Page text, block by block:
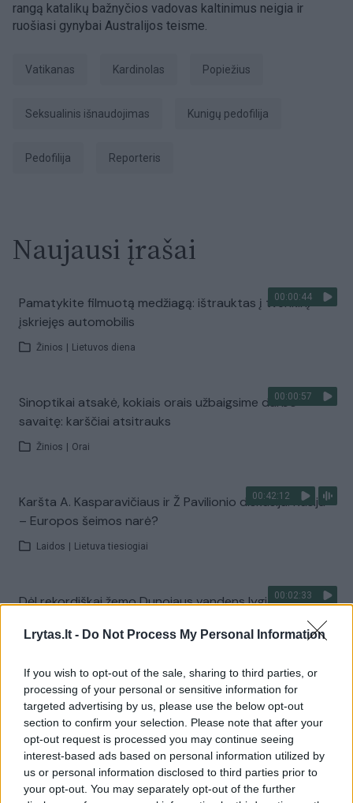
Lrytas.lt - Do Not Process My Personal Information
If you wish to opt-out of the sale, sharing to third parties, or
processing of your personal or sensitive information for
targeted advertising by us, please use the below opt-out
section to confirm your selection. Please note that after your
opt-out request is processed you may continue seeing
interest-based ads based on personal information utilized by
us or personal information disclosed to third parties prior to
your opt-out. You may separately opt-out of the further
rangą katalikų bažnyčios vadovas kaltinimus neigia ir
ruošiasi gynybai Australijos teisme.
Vatikanas kardinolas Popiežius
seksualinis išnaudojimas kunigų pedofilija
pedofilija Reporteris
Naujausi įrašai
00:00:44
Pamatykite filmuotą medžiagą: ištrauktas į tvenkinį
įskriejęs automobilis
Žinios Lietuvos diena
00:00:57
Sinoptikai atsakė, kokiais orais užbaigsime darbo
savaitę: karščiai atsitrauks
Žinios Orai
00:42:12
Karšta A. Kasparavičiaus ir Ž Pavilionio diskusija: Rusija
– Europos šeimos narė?
Laidos Lietuva tiesiogiai
00:02:33
Dėl rekordiškai žemo Dunojaus vandens lygio –
Visi įrašai
Žiūrimiausi įrašai